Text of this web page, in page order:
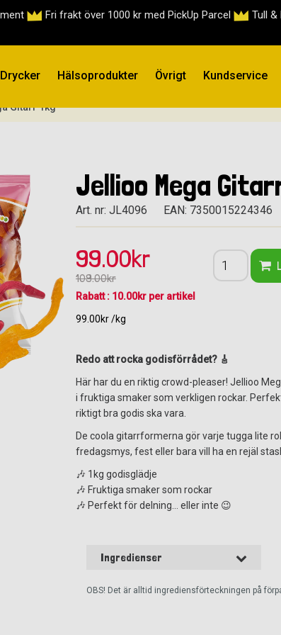
Fri frakt över 1000 kr med PickUp Parcel Tull &
Drycker Hälsoprodukter Övrigt Kundservice
Gitarr 1kg
Jellioo Mega
Art. nr: JL4096 EAN: 7350015224346
99.00kr
109.00kr
Rabatt : 10.00kr per artikel
99.00kr /kg
Redo att rocka godisförrådet? 🎸
Här har du en riktig crowd-pleaser! Jellioo
i fruktiga smaker som verkligen rockar.
riktigt bra godis ska vara.
De coola gitarrformerna gör varje tugga lite
fredagsmys, fest eller bara vill ha en rejäl
🎶 1kg godisglädje
🎶 Fruktiga smaker som rockar
🎶 Perfekt för delning… eller inte 😉
Ingredienser
OBS! Det är alltid ingrediensförteckningen på